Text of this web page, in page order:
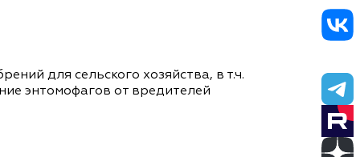
для сельского хозяйства, в т.ч.
энтомофагов от вредителей